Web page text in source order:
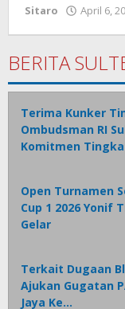
Sitaro April 6,
BERITA
Terima Kunker
Ombudsman RI
Komitmen
Open Turnamen
Cup 1 2026 Yonif
Gelar
Terkait Dugaan
Ajukan Gugatan
Jaya Ke…